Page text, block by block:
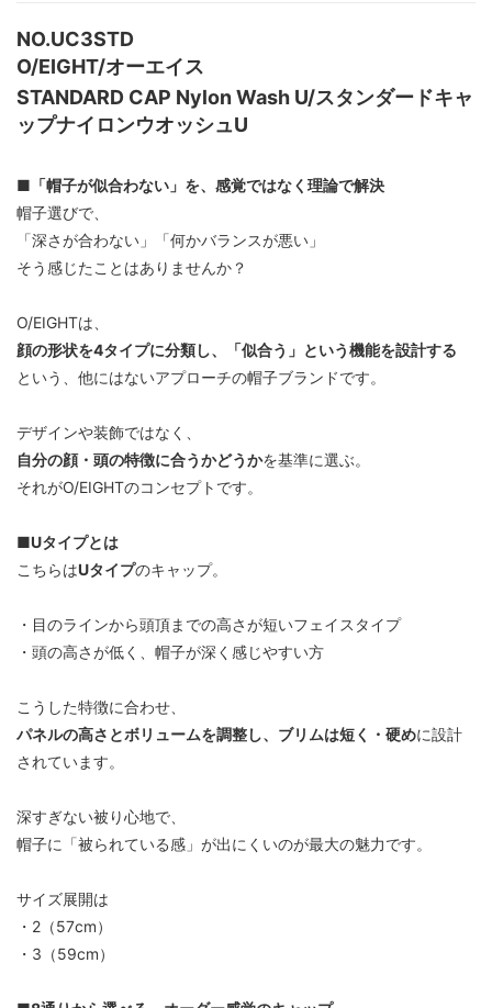
NO.UC3STD
O/EIGHT/オーエイス
STANDARD CAP Nylon Wash U/スタンダードキャ
ップナイロンウオッシュU
■「帽子が似合わない」を、感覚ではなく理論で解決
帽子選びで、
「深さが合わない」「何かバランスが悪い」
そう感じたことはありませんか？
O/EIGHTは、
顔の形状を4タイプに分類し、「似合う」という機能を設計する
という、他にはないアプローチの帽子ブランドです。
デザインや装飾ではなく、
自分の顔・頭の特徴に合うかどうかを基準に選ぶ。
それがO/EIGHTのコンセプトです。
■Uタイプとは
こちらはUタイプのキャップ。
・目のラインから頭頂までの高さが短いフェイスタイプ
・頭の高さが低く、帽子が深く感じやすい方
こうした特徴に合わせ、
パネルの高さとボリュームを調整し、ブリムは短く・硬めに設計
されています。
深すぎない被り心地で、
帽子に「被られている感」が出にくいのが最大の魅力です。
サイズ展開は
・2（57cm）
・3（59cm）